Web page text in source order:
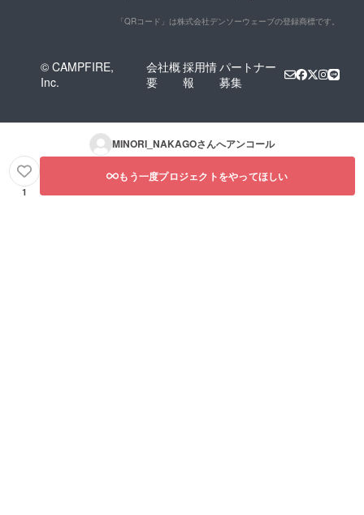
「QRコード」は株式会社デンソーウェーブの登録商標です。
© CAMPFIRE,
Inc.
会社概
要
採用情
報
パートナー
募集
MINORI_NAKAGOさんへアンコール
1
もう一度プロジェクトをやってほしい